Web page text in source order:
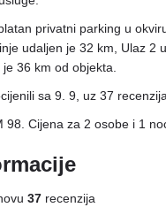
privatni parking u
udaljen je 32 km, Ulaz 2
36 km od objekta.
sa 9. 9, uz 37 recenzija.
98. Cijena za 2 osobe i 1
37 recenzija